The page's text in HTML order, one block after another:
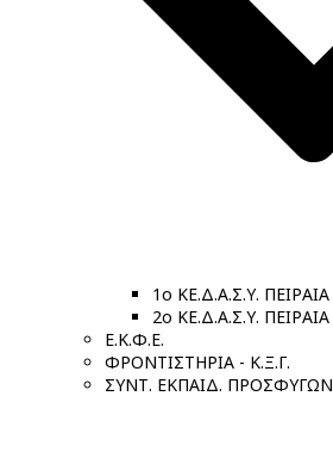
1ο ΚΕ.Δ.Α.Σ.Υ. ΠΕΙΡΑΙΑ
2ο ΚΕ.Δ.Α.Σ.Υ. ΠΕΙΡΑΙΑ
Ε.Κ.Φ.Ε.
ΦΡΟΝΤΙΣΤΗΡΙΑ - Κ.Ξ.Γ.
ΣΥΝΤ. ΕΚΠΑΙΔ. ΠΡΟΣΦΥΓΩΝ